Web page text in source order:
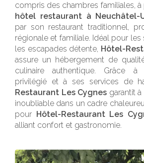
compris des chambres familiales,
hôtel restaurant à
par son restaurant traditionnel,
régionale et familiale. Idéal pour
les escapades détente, Hôtel-
assure un hébergement de
culinaire authentique. Grâce
privilégié et à ses services de
Restaurant Les Cygnes garantit
inoubliable dans un cadre
pour Hôtel-Restaurant Les
alliant confort et gastronomie.